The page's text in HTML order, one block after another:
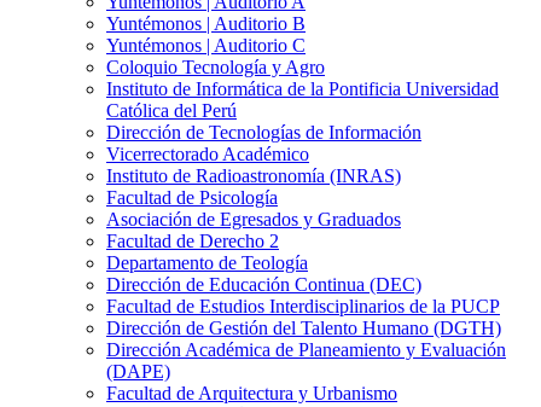
Yuntémonos | Auditorio B
Yuntémonos | Auditorio C
Coloquio Tecnología y Agro
Instituto de Informática de la Pontificia Universidad
Católica del Perú
Dirección de Tecnologías de Información
Vicerrectorado Académico
Instituto de Radioastronomía (INRAS)
Facultad de Psicología
Asociación de Egresados y Graduados
Facultad de Derecho 2
Departamento de Teología
Dirección de Educación Continua (DEC)
Facultad de Estudios Interdisciplinarios de la PUCP
Dirección de Gestión del Talento Humano (DGTH)
Dirección Académica de Planeamiento y Evaluación
(DAPE)
Facultad de Arquitectura y Urbanismo